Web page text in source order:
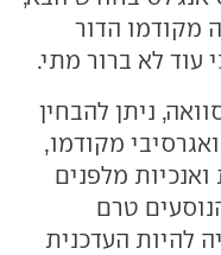
מקודמו הדור
עוד לא ברור מתי.
ניתן להבחין
מקודמו,
מלפנים
טרם
להיות העדכנית